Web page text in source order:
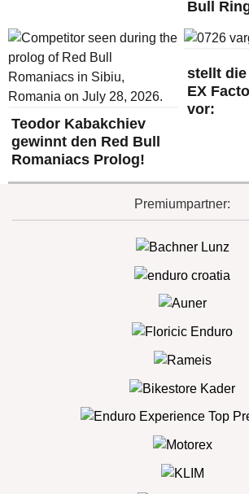
Bull
Teodor Kabakchiev
gewinnt den Red Bull
Romaniacs Prolog!
stellt die
EX
vor:
Premiumpartner: